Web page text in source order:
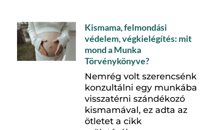
Kismama, felmondási
védelem, végkielégítés: mit
mond a Munka
Törvénykönyve?
Nemrég volt szerencsénk
konzultálni egy munkába
visszatérni szándékozó
kismamával, ez adta az
ötletet a cikk